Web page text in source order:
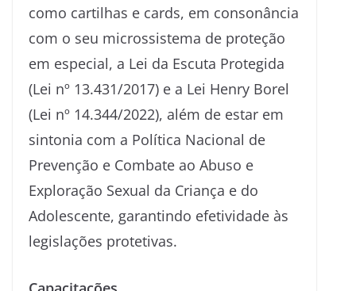
como cartilhas e cards, em consonância
com o seu microssistema de proteção
em especial, a Lei da Escuta Protegida
(Lei nº 13.431/2017) e a Lei Henry Borel
(Lei nº 14.344/2022), além de estar em
sintonia com a Política Nacional de
Prevenção e Combate ao Abuso e
Exploração Sexual da Criança e do
Adolescente, garantindo efetividade às
legislações protetivas.